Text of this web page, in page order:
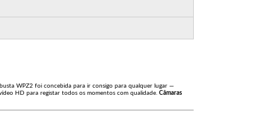
WPZ2 foi concebida para ir consigo para qualquer lugar —
HD para registar todos os momentos com qualidade. Câmaras